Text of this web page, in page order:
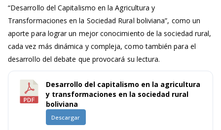
“Desarrollo del Capitalismo en la Agricultura y
Transformaciones en la Sociedad Rural boliviana”, como un
aporte para lograr un mejor conocimiento de la sociedad rural,
cada vez más dinámica y compleja, como también para el
desarrollo del debate que provocará su lectura.
Desarrollo del capitalismo en la agricultura
y transformaciones en la sociedad rural
boliviana
Descargar